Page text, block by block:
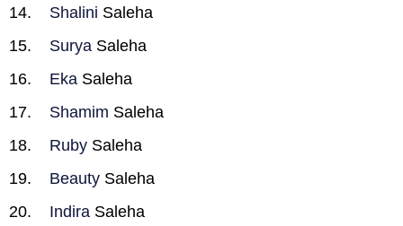
Shalini Saleha
Surya Saleha
Eka Saleha
Shamim Saleha
Ruby Saleha
Beauty Saleha
Indira Saleha